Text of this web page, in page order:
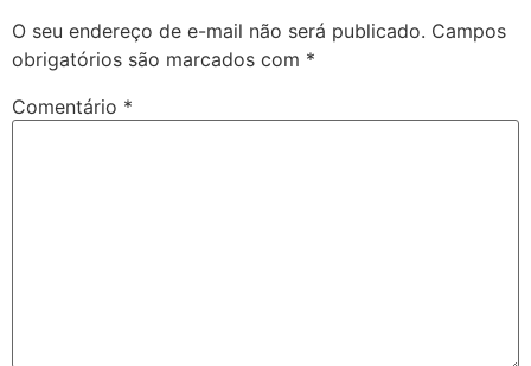
O seu endereço de e-mail não será publicado. Campos
obrigatórios são marcados com *
Comentário *